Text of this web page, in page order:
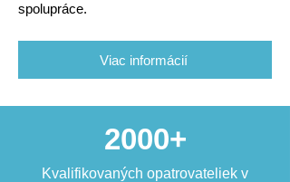
spolupráce.
Viac informácií
2000+
Kvalifikovaných opatrovateliek v